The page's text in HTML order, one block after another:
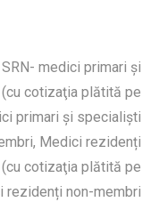
medici primari şi
cotizaţia plătită pe
primari şi specialişti
Medici rezidenți
cotizaţia plătită pe
rezidenți non-membri